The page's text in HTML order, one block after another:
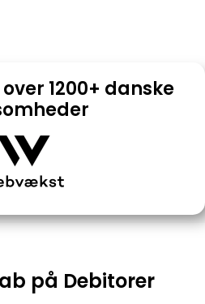
1200+ danske
på Debitorer